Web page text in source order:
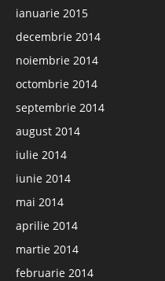
ianuarie 2015
decembrie 2014
noiembrie 2014
octombrie 2014
septembrie 2014
august 2014
iulie 2014
iunie 2014
mai 2014
aprilie 2014
martie 2014
februarie 2014